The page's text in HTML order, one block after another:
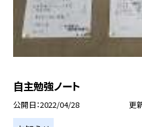
自主勉強ノート
公開日 2022/04/28 更